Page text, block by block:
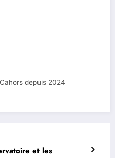
depuis 2024
et les